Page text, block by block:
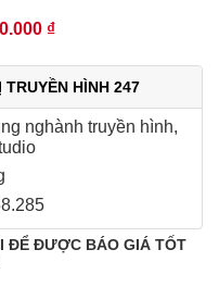
₫
HÌNH 247
nghành truyền hình,
ĐỂ ĐƯỢC BÁO GIÁ TỐT